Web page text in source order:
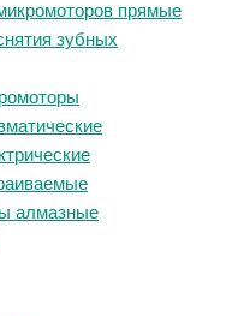
прямые
зубных
алмазные